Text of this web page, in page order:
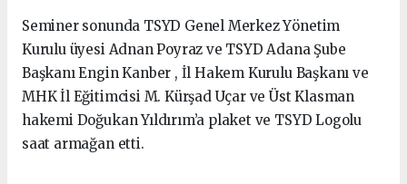
Seminer sonunda TSYD Genel Merkez Yönetim
Kurulu üyesi Adnan Poyraz ve TSYD Adana Şube
Başkanı Engin Kanber , İl Hakem Kurulu Başkanı ve
MHK İl Eğitimcisi M. Kürşad Uçar ve Üst Klasman
hakemi Doğukan Yıldırım’a plaket ve TSYD Logolu
saat armağan etti.